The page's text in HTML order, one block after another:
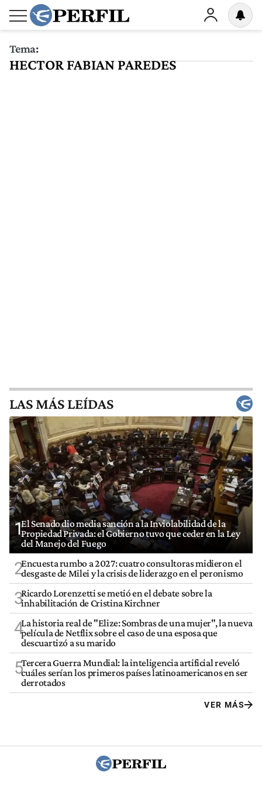
Tema:
HECTOR FABIAN PAREDES
LAS MÁS LEÍDAS
1El Senado dio media sanción a la Inviolabilidad de la
Propiedad Privada: el Gobierno tuvo que ceder en la Ley
del Manejo del Fuego
2Encuesta rumbo a 2027: cuatro consultoras midieron el
desgaste de Milei y la crisis de liderazgo en el peronismo
3Ricardo Lorenzetti se metió en el debate sobre la
inhabilitación de Cristina Kirchner
4La historia real de "Elize: Sombras de una mujer", la nueva
película de Netflix sobre el caso de una esposa que
descuartizó a su marido
5Tercera Guerra Mundial: la inteligencia artificial reveló
cuáles serían los primeros países latinoamericanos en ser
derrotados
VER MÁS